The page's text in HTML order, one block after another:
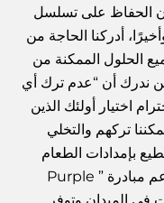
الحفاظ على تسلسل
أدركنا الحاجة من
الحلول الممكنة من
ندرك أن “عدم ترك أي
اختيار أولئك الذين
تركهم والتخلي
بإمدادات الطعام
والأدوية ومنتجات النظافة والاتصال. تدعم مبادرة ” Purple